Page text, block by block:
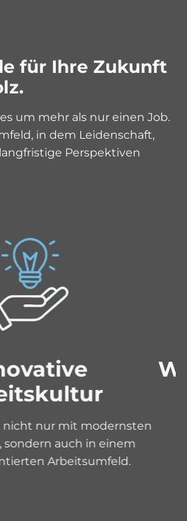
für Ihre Zukunft
um mehr als nur einen Job.
in dem Leidenschaft,
Perspektiven
nicht nur mit modernsten
sondern auch in einem
Arbeitsumfeld.